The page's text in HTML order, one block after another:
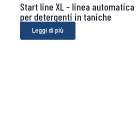
Start line XL – linea automatica
per detergenti in taniche
Leggi di più